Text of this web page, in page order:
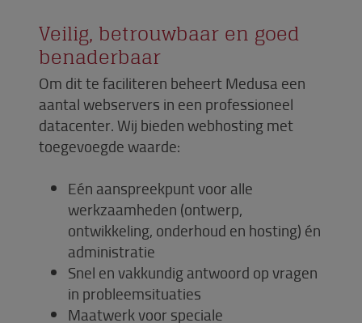
Veilig, betrouwbaar en goed
benaderbaar
Om dit te faciliteren beheert Medusa een
aantal webservers in een professioneel
datacenter. Wij bieden webhosting met
toegevoegde waarde:
Eén aanspreekpunt voor alle
werkzaamheden (ontwerp,
ontwikkeling, onderhoud en hosting) én
administratie
Snel en vakkundig antwoord op vragen
in probleemsituaties
Maatwerk voor speciale